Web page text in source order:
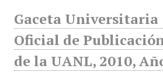
Gaceta Universitaria
Oficial de
de la UANL, 2010,